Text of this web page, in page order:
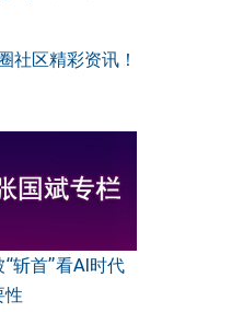
社区精彩资讯！
斩首”看AI时代
性